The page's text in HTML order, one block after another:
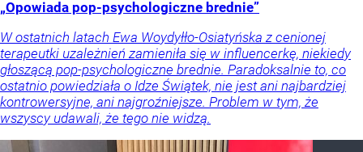
„Opowiada pop-psychologiczne brednie”
W ostatnich latach Ewa Woydyłło-Osiatyńska z cenionej
terapeutki uzależnień zamieniła się w influencerkę, niekiedy
głoszącą pop-psychologiczne brednie. Paradoksalnie to, co
ostatnio powiedziała o Idze Świątek, nie jest ani najbardziej
kontrowersyjne, ani najgroźniejsze. Problem w tym, że
wszyscy udawali, że tego nie widzą.